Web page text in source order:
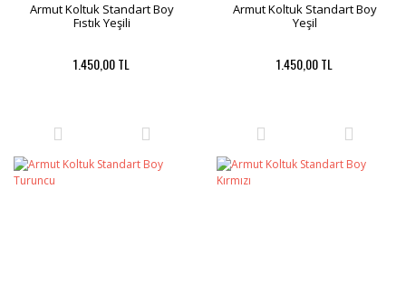
Armut Koltuk Standart Boy
Fıstık Yeşili
1.450,00 TL
Armut Koltuk Standart Boy
Yeşil
1.450,00 TL